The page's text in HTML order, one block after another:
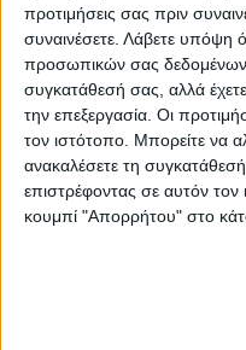
προτιμήσεις σας πριν
συναινέσετε. Λάβετε υπόψη
προσωπικών σας δεδομένων
συγκατάθεσή σας, αλλά
την επεξεργασία. Οι
τον ιστότοπο. Μπορείτε να
ανακαλέσετε τη
επιστρέφοντας σε αυτόν τον
κουμπί "Απορρήτου" στο
Η Διευθύνουσα
εισηγήθηκε θετικά
για τη χορήγηση
τις 19 Σεπτεμβρίου.
Το έργο βελτίωσης
εσωτερικών